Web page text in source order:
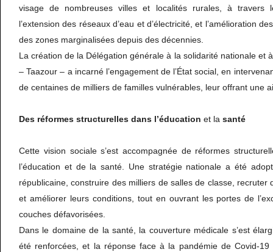
visage de nombreuses villes et localités rurales, à travers
l’extension des réseaux d’eau et d’électricité, et l’amélioration
des zones marginalisées depuis des décennies.
La création de la Délégation générale à la solidarité nationale et
– Taazour – a incarné l’engagement de l’État social, en
de centaines de milliers de familles vulnérables, leur offrant une
Des réformes structurelles dans l’éducation et lasanté
Cette vision sociale s’est accompagnée de réformes
l’éducation et de la santé. Une stratégie nationale a été
républicaine, construire des milliers de salles de classe, recruter
et améliorer leurs conditions, tout en ouvrant les portes de
couches défavorisées.
Dans le domaine de la santé, la couverture médicale s’est
été renforcées, et la réponse face à la pandémie de Covid-